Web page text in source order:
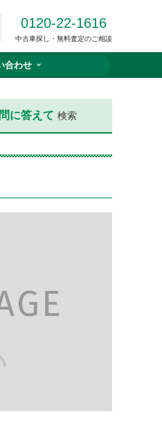
0120-22-1616
中古車探し・無料査定のご相談
合わせ
に答えて 検索